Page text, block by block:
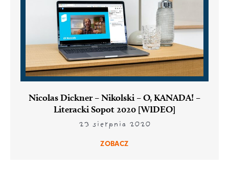
Nicolas Dickner – Nikolski – O, KANADA! –
Literacki Sopot 2020 [WIDEO]
23 sierpnia 2020
ZOBACZ